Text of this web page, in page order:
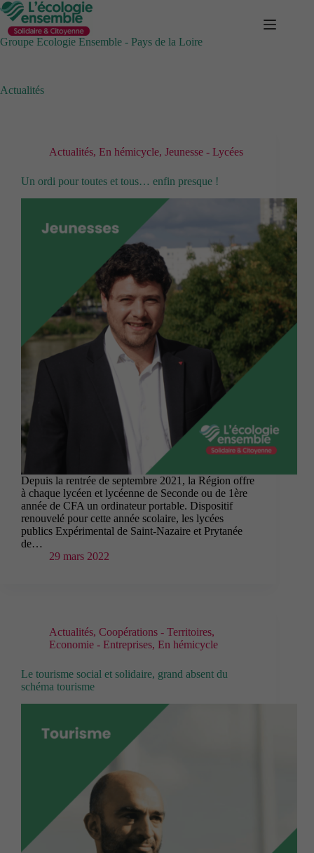
Passer
au
contenu
Groupe Ecologie Ensemble - Pays de la Loire
Actualités
Actualités, En hémicycle, Jeunesse - Lycées
Un ordi pour toutes et tous… enfin presque !
Depuis la rentrée de septembre 2021, la Région offre
à chaque lycéen et lycéenne de Seconde ou de 1ère
année de CFA un ordinateur portable. Dispositif
renouvelé pour cette année scolaire, les lycées
publics Expérimental de Saint-Nazaire et Prytanée
de…
29 mars 2022
Actualités, Coopérations - Territoires,
Economie - Entreprises, En hémicycle
Le tourisme social et solidaire, grand absent du
schéma tourisme